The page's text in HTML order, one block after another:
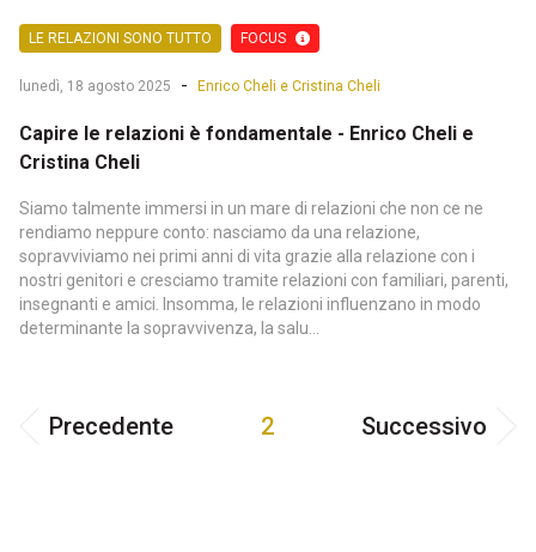
LE RELAZIONI SONO TUTTO FOCUS
lunedì, 18 agosto 2025 - Enrico Cheli e Cristina Cheli
Capire le relazioni è fondamentale - Enrico Cheli e
Cristina Cheli
Siamo talmente immersi in un mare di relazioni che non ce ne
rendiamo neppure conto: nasciamo da una relazione,
sopravviviamo nei primi anni di vita grazie alla relazione con i
nostri genitori e cresciamo tramite relazioni con familiari, parenti,
insegnanti e amici. Insomma, le relazioni influenzano in modo
determinante la sopravvivenza, la salu...
Precedente 2 Successivo